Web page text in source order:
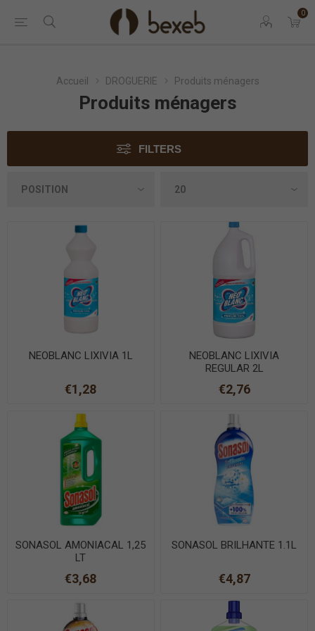
0
Accueil DROGUERIE Produits ménagers
Produits ménagers
FILTERS
NEOBLANC LIXIVIA 1L
€1,28
NEOBLANC LIXIVIA
REGULAR 2L
€2,76
SONASOL AMONIACAL 1,25
LT
€3,68
SONASOL BRILHANTE 1.1L
€4,87